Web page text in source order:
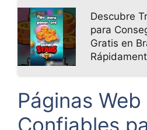
Descubre
para
Gratis en
Páginas Web
Confiables